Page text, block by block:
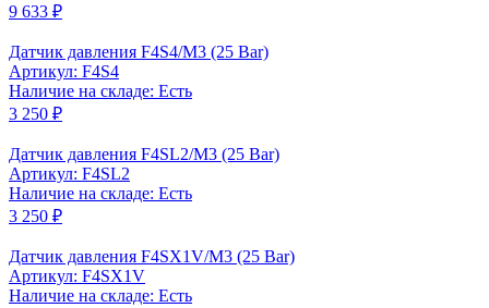
9 633 ₽
Датчик давления F4S4/M3 (25 Bar)
Артикул: F4S4
Наличие на складе: Есть
3 250 ₽
Датчик давления F4SL2/M3 (25 Bar)
Артикул: F4SL2
Наличие на складе: Есть
3 250 ₽
Датчик давления F4SX1V/M3 (25 Bar)
Артикул: F4SX1V
Наличие на складе: Есть